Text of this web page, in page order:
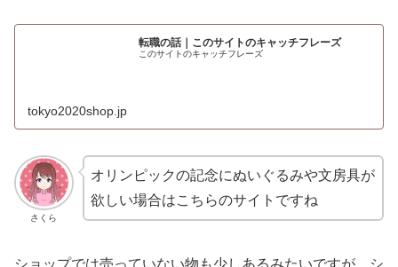
転職の話｜このサイトのキャッチフレーズ
このサイトのキャッチフレーズ
tokyo2020shop.jp
さくら
オリンピックの記念にぬいぐるみや文房具が
欲しい場合はこちらのサイトですね
ショップでは売っていない物も少しあるみたいですが、シ